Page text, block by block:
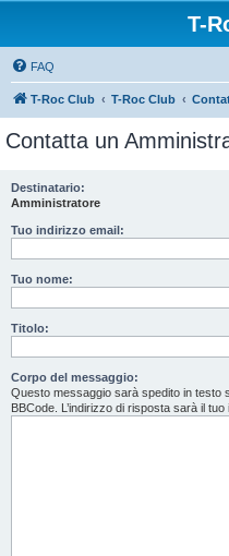
T-
FAQ
T-Roc Club T-Roc Club
Contatta un
Destinatario:
Amministratore
Tuo indirizzo email:
Tuo nome:
Titolo:
Corpo del messaggio:
Questo messaggio sarà spedito in testo
BBCode. L’indirizzo di risposta sarà il tuo